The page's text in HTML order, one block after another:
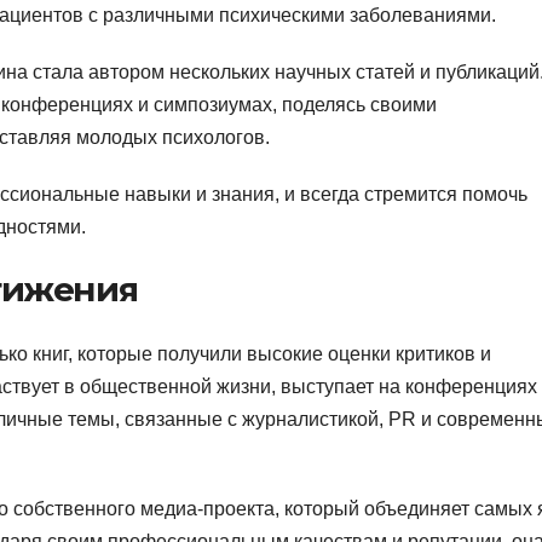
с различными психическими заболеваниями.
стала автором нескольких научных статей и
конференциях и симпозиумах, поделясь своими
молодых психологов.
навыки и знания, и всегда стремится помочь
книг, которые получили высокие оценки критиков и
в общественной жизни, выступает на конференциях
темы, связанные с журналистикой, PR и
медиа-проекта, который объединяет самых